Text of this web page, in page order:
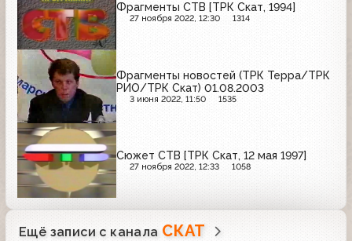
Фрагменты СТВ [ТРК Скат, 1994]
27 ноября 2022, 12:30 1314
Фрагменты новостей (ТРК Терра/ТРК
РИО/ТРК Скат) 01.08.2003
3 июня 2022, 11:50 1535
Сюжет СТВ [ТРК Скат, 12 мая 1997]
27 ноября 2022, 12:33 1058
Ещё записи с канала СКАТ